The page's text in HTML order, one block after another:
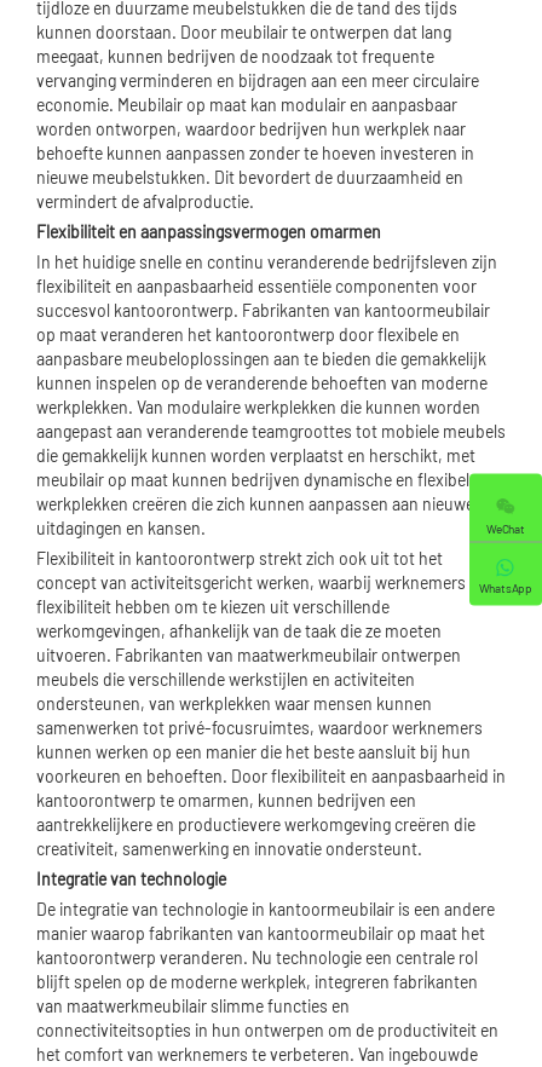
tijdloze en duurzame meubelstukken die de tand des tijds
kunnen doorstaan. Door meubilair te ontwerpen dat lang
meegaat, kunnen bedrijven de noodzaak tot frequente
vervanging verminderen en bijdragen aan een meer circulaire
economie. Meubilair op maat kan modulair en aanpasbaar
worden ontworpen, waardoor bedrijven hun werkplek naar
behoefte kunnen aanpassen zonder te hoeven investeren in
nieuwe meubelstukken. Dit bevordert de duurzaamheid en
vermindert de afvalproductie.
Flexibiliteit en aanpassingsvermogen omarmen
In het huidige snelle en continu veranderende bedrijfsleven zijn
flexibiliteit en aanpasbaarheid essentiële componenten voor
succesvol kantoorontwerp. Fabrikanten van kantoormeubilair
op maat veranderen het kantoorontwerp door flexibele en
aanpasbare meubeloplossingen aan te bieden die gemakkelijk
kunnen inspelen op de veranderende behoeften van moderne
werkplekken. Van modulaire werkplekken die kunnen worden
aangepast aan veranderende teamgroottes tot mobiele meubels
die gemakkelijk kunnen worden verplaatst en herschikt, met
meubilair op maat kunnen bedrijven dynamische en flexibele
werkplekken creëren die zich kunnen aanpassen aan nieuwe
uitdagingen en kansen.
Flexibiliteit in kantoorontwerp strekt zich ook uit tot het
concept van activiteitsgericht werken, waarbij werknemers de
flexibiliteit hebben om te kiezen uit verschillende
werkomgevingen, afhankelijk van de taak die ze moeten
uitvoeren. Fabrikanten van maatwerkmeubilair ontwerpen
meubels die verschillende werkstijlen en activiteiten
ondersteunen, van werkplekken waar mensen kunnen
samenwerken tot privé-focusruimtes, waardoor werknemers
kunnen werken op een manier die het beste aansluit bij hun
voorkeuren en behoeften. Door flexibiliteit en aanpasbaarheid in
kantoorontwerp te omarmen, kunnen bedrijven een
aantrekkelijkere en productievere werkomgeving creëren die
creativiteit, samenwerking en innovatie ondersteunt.
Integratie van technologie
De integratie van technologie in kantoormeubilair is een andere
manier waarop fabrikanten van kantoormeubilair op maat het
kantoorontwerp veranderen. Nu technologie een centrale rol
blijft spelen op de moderne werkplek, integreren fabrikanten
van maatwerkmeubilair slimme functies en
connectiviteitsopties in hun ontwerpen om de productiviteit en
het comfort van werknemers te verbeteren. Van ingebouwde
WeChat
WhatsApp